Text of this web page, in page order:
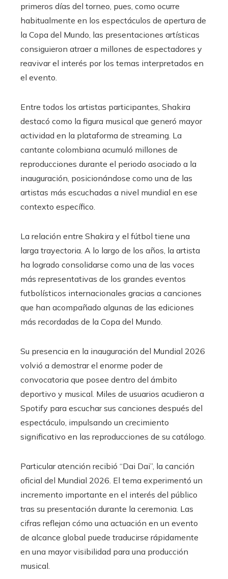
primeros días del torneo, pues, como ocurre
habitualmente en los espectáculos de apertura de
la Copa del Mundo, las presentaciones artísticas
consiguieron atraer a millones de espectadores y
reavivar el interés por los temas interpretados en
el evento.
Entre todos los artistas participantes, Shakira
destacó como la figura musical que generó mayor
actividad en la plataforma de streaming. La
cantante colombiana acumuló millones de
reproducciones durante el periodo asociado a la
inauguración, posicionándose como una de las
artistas más escuchadas a nivel mundial en ese
contexto específico.
La relación entre Shakira y el fútbol tiene una
larga trayectoria. A lo largo de los años, la artista
ha logrado consolidarse como una de las voces
más representativas de los grandes eventos
futbolísticos internacionales gracias a canciones
que han acompañado algunas de las ediciones
más recordadas de la Copa del Mundo.
Su presencia en la inauguración del Mundial 2026
volvió a demostrar el enorme poder de
convocatoria que posee dentro del ámbito
deportivo y musical. Miles de usuarios acudieron a
Spotify para escuchar sus canciones después del
espectáculo, impulsando un crecimiento
significativo en las reproducciones de su catálogo.
Particular atención recibió “Dai Dai”, la canción
oficial del Mundial 2026. El tema experimentó un
incremento importante en el interés del público
tras su presentación durante la ceremonia. Las
cifras reflejan cómo una actuación en un evento
de alcance global puede traducirse rápidamente
en una mayor visibilidad para una producción
musical.